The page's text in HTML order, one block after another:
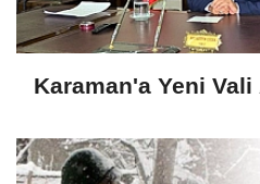
Karaman'a Yeni Vali